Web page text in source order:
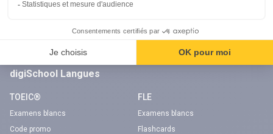
Application Android Code de la route
Chaîne Youtube Code de la route
digiSchool Langues
TOEIC®
Examens blancs
Code promo
FLE
Examens blancs
Flashcards